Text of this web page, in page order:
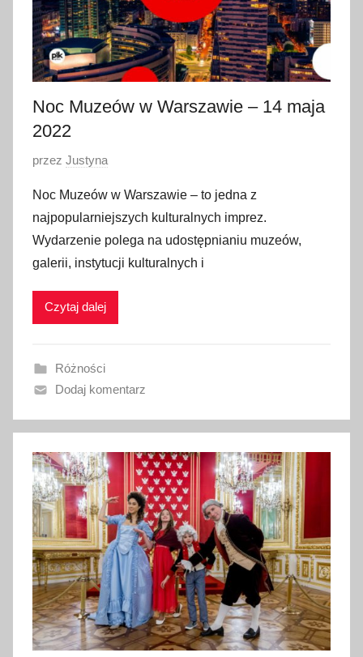
Noc Muzeów w Warszawie – 14 maja
2022
O
u
b
l
i
w
n
o
0
m
a
r
c
a
2
0
2
2
przez Justyna
Noc Muzeów w Warszawie – to jedna z
najpopularniejszych kulturalnych imprez.
Wydarzenie polega na udostępnianiu muzeów,
galerii, instytucji kulturalnych i
Czytaj dalej
Różności
Dodaj komentarz